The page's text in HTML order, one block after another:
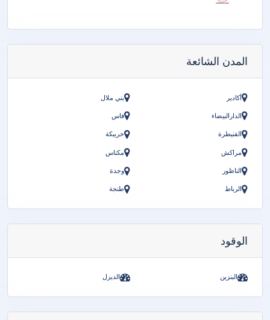
المدن الشائعة
أكادير
بني ملال
الدارالبيضاء
فاس
القنيطرة
خريبكة
مراكش
مكناس
الناظور
وجدة
الرباط
طنجة
الوقود
البنزين الديزل